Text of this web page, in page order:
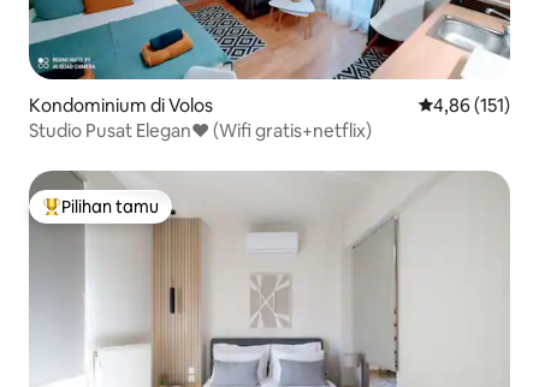
Kondominium di Volos Nilai rata-rata
4,86 (151)
Studio Pusat Elegan❤ (Wifi gratis+netflix)
Pilihan tamu terpopuler
Pilihan tamu